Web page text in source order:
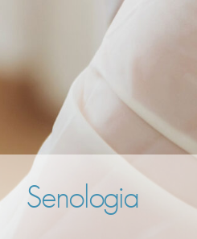
Senologia